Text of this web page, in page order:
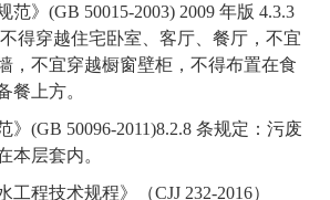
范》(GB 50015-2003) 2009 年版 4.3.3
得穿越住宅卧室、客厅、餐厅，不宜
，不宜穿越橱窗壁柜，不得布置在食
餐上方。
》(GB 50096-2011)8.2.8 条规定：污废
本层套内。
工程技术规程》（CJJ 232-2016）